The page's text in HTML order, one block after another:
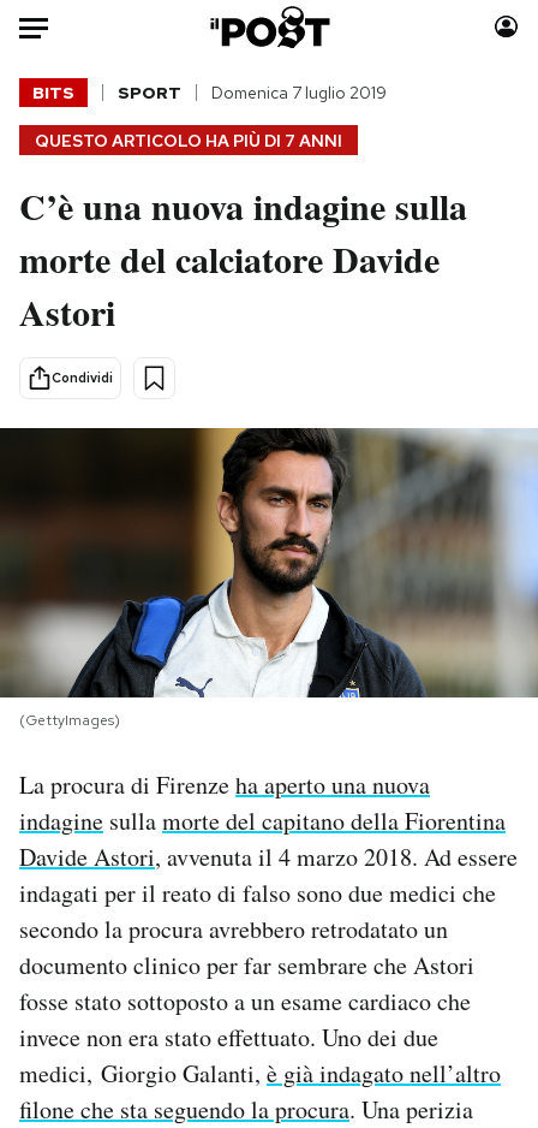
Auto
HOME
Italia
Politica
Tecnologia
Scienza
Moda
Consumismi
Altrecose
Mondiali calcio 2026
NEWSLETTER
SHOP
CALENDARIO
AREA PERSONALE
Area Personale
Newsletter
QUESTO ARTICOLO HA PIÙ DI 7 ANNI
BITS SPORT Domenica 7 luglio 2019
C’è una nuova indagine sulla
morte del calciatore Davide
Astori
Condividi
(GettyImages)
La procura di Firenzeha aperto una nuova
indagine sullamorte del capitano della Fiorentina
Davide Astori, avvenuta il 4 marzo 2018. Ad essere
indagati per il reato di falso sono due medici che
secondo la procura avrebbero retrodatato un
documento clinico per far sembrare che Astori
fosse stato sottoposto a un esame cardiaco che
invece non era stato effettuato. Uno dei due
medici, Giorgio Galanti, è già indagato nell’altro
filone che sta seguendo la procura. Una perizia